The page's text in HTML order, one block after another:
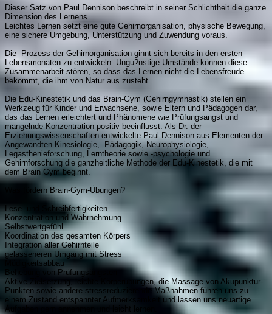
Dieser Satz von Paul Dennison beschreibt in seiner Schlichtheit die ganze
Dimension des Lernens.
Leichtes Lernen setzt eine gute Gehirnorganisation, physische Bewegung,
eine sichere Umgebung, Unterstützung und Zuwendung voraus.
Die Prozess der Gehirnorganisation ginnt sich bereits in den ersten
Lebensmonaten zu entwickeln. Ungu?nstige Umstände können diese
Zusammenarbeit stören, so dass das Lernen nicht die Lebensfreude
bekommt, die ihm von Natur aus zusteht.
Die Edu-Kinestetik und das Brain-Gym (Gehirngymnastik) stellen ein
Werkzeug für Kinder und Erwachsene, sowie Eltern und Pädagogen dar,
das das Lernen erleichtert und Phänomene wie Prüfungsangst und
mangelnde Konzentration positiv beeinflusst. Als Dr. der
Erziehungswissenschaften entwickelte Paul Dennison aus Elementen der
Angewandten Kinesiologie, Pädagogik, Neurophysiologie,
Legasthenieforschung, Lerntheorie sowie -psychologie und
Gehirnforschung die ganzheitliche Methode der Edu-Kinestetik, die mit
dem Brain Gym beginnt.
Was fördern Brain-Gym-Übungen?
Lese- und Schreibfertigkeiten
Konzentration und Wahrnehmung
Selbstwertgefühl
Koordination des gesamten Körpers
Integration aller Gehirnteile
gelasseneren Umgang mit Stress
Müdigkeitsabbau
Behebung von Prüfungsängsten
Aktive Zielsetzung, leichte Körperübungen, die Massage von Akupunktur-
Punkten sowie andere stressreduzierende Maßnahmen führen uns zu
einem Zustand entspannter Aufmerksamkeit und lassen uns neuartige
Aufgaben gern annehmen und leicht lernen.